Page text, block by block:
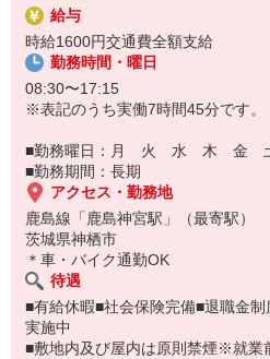
選べます♪
★★履歴書・証明写真は不要！★★
また、ご登録済の方はお仕事の紹介
ご応募お待ちしています。
給与
時給1600円交通費全額支給
勤務時間・曜日
08:30〜17:15
※表記のうち実働7時間45分です。
■勤務曜日：月 火 水 木 金
■勤務期間：長期
アクセス・勤務地
鹿島線「鹿島神宮駅」（最寄駅）
茨城県神栖市
＊車・バイク通勤OK
待遇
■有給休暇■社会保険完備■退職金
実施中
■敷地内及び屋内は原則禁煙※就業